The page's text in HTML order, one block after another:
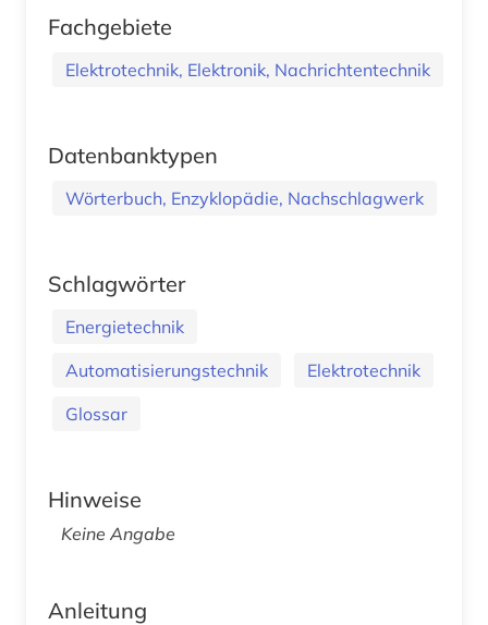
Fachgebiete
Elektrotechnik, Elektronik, Nachrichtentechnik
Datenbanktypen
Wörterbuch, Enzyklopädie, Nachschlagwerk
Schlagwörter
Energietechnik
Automatisierungstechnik
Elektrotechnik
Glossar
Hinweise
Keine Angabe
Anleitung